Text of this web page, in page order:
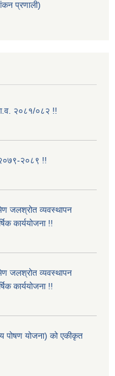
प्रणाली)
आ.व. २०८१/०८२ !!
२०७९-२०८९ !!
जलश्रोत व्यवस्थापन
कार्ययोजना !!
जलश्रोत व्यवस्थापन
कार्ययोजना !!
पोषण योजना) को एकीकृत